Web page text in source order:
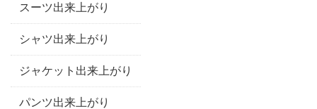
スーツ出来上がり
シャツ出来上がり
ジャケット出来上がり
パンツ出来上がり